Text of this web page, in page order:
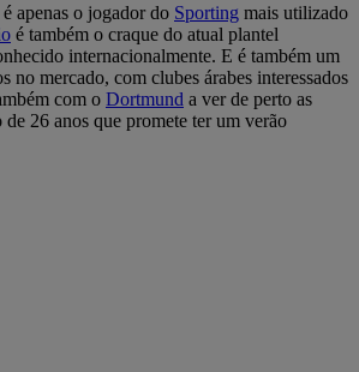
apenas o jogador do Sporting mais utilizado
é também o craque do atual plantel
internacionalmente. E é também um
no mercado, com clubes árabes interessados
com o Dortmund a ver de perto as
26 anos que promete ter um verão